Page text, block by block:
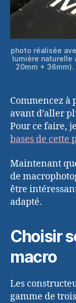
photo réalisée
lumière naturelle
20mm +
Commencez
avant d’aller
Pour ce faire,
bases de cette
Maintenant
de
être
adapté.
Choisir
macro
Les
gamme de